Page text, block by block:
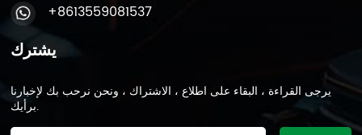
+8613559081537
يشترك
يرجى القراءة ، البقاء على اطلاع ، الاشتراك ، ونحن نرحب بك لإخبارنا
برأيك.